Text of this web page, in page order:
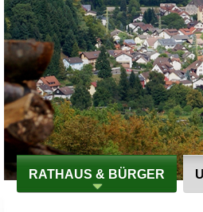
RATHAUS & BÜRGER